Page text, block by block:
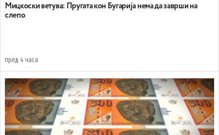
Mицкоски ветува: Пругата кон Бугарија нема да заврши на
слепо
пред 4 часа